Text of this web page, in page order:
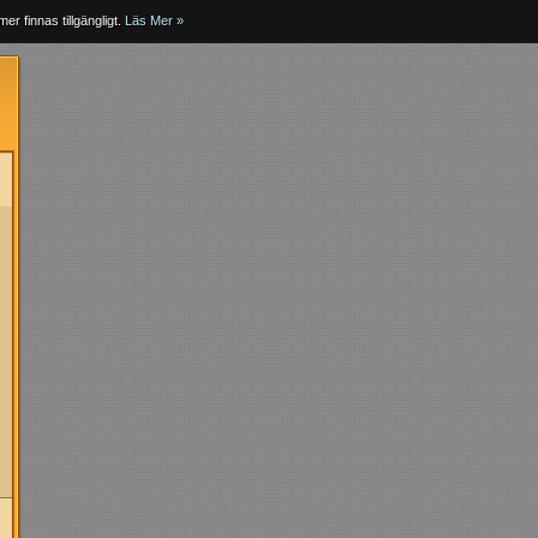
finnas tillgängligt. Läs Mer »